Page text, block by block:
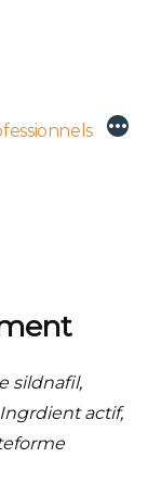
More
sildnafil,
actif,